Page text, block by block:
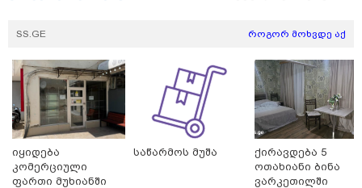
SS.GE როგორ მოხვდე აქ
იყიდება
კომერციული
ფართი მუხიანში
საწარმოს მუშა
ქირავდება 5
ოთახიანი ბინა
ვარკეთილში